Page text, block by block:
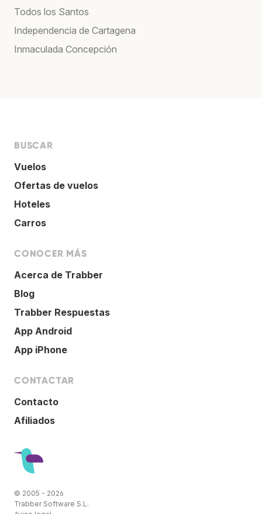
Todos los Santos
Independencia de Cartagena
Inmaculada Concepción
BUSCAR
Vuelos
Ofertas de vuelos
Hoteles
Carros
CONOCER MÁS
Acerca de Trabber
Blog
Trabber Respuestas
App Android
App iPhone
CONTACTAR
Contacto
Afiliados
© 2005 - 2026
Trabber Software S.L.